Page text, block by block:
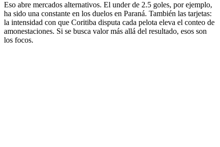
Eso abre mercados alternativos. El under de 2.5 goles, por ejemplo,
ha sido una constante en los duelos en Paraná. También las tarjetas:
la intensidad con que Coritiba disputa cada pelota eleva el conteo de
amonestaciones. Si se busca valor más allá del resultado, esos son
los focos.